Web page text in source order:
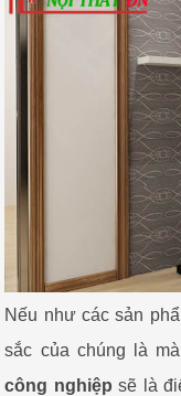
Nếu như các sản
sắc của chúng là
công nghiệp sẽ là